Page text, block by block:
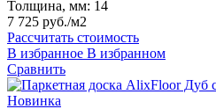
Толщина, мм: 14
7 725 руб./м2
Рассчитать стоимость
В избранное В избранном
Сравнить
Новинка